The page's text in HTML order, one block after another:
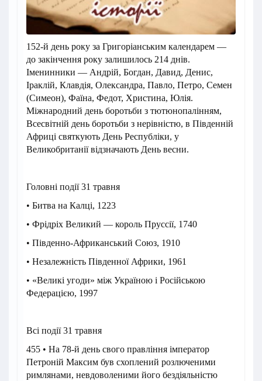
152-й день року за Григоріанським календарем —
до закінчення року залишилось 214 днів.
Іменинники — Андрій, Богдан, Давид, Денис,
Іраклій, Клавдія, Олександра, Павло, Петро, Семен
(Симеон), Фаїна, Федот, Христина, Юлія.
Міжнародний день боротьби з тютюнопалінням,
Всесвітній день боротьби з нерівністю, в Південній
Африці святкують День Республіки, у
Великобританії відзначають День весни.
Головні події 31 травня
• Битва на Калці, 1223
• Фрідріх Великий — король Пруссії, 1740
• Південно-Африканський Союз, 1910
• Незалежність Південної Африки, 1961
• «Великі угоди» між Україною і Російською
Федерацією, 1997
Всі події 31 травня
455 • На 78-й день свого правління імператор
Петроній Максим був схоплений розлюченими
римлянами, невдоволеними його бездіяльністю